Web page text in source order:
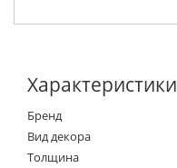
Характеристики
Бренд
Вид декора
Толщина